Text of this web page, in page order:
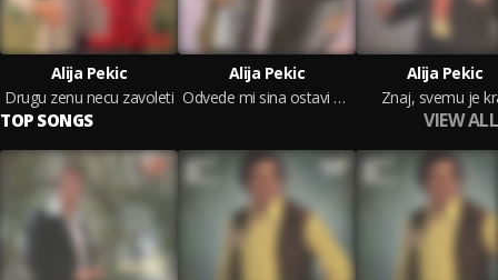
Alija Pekic
Drugu zenu necu zavoleti
Alija Pekic
Odvede mi sina ostavi me sama
Alija Pekic
Znaj, svemu je
TOP SONGS VIEW ALL